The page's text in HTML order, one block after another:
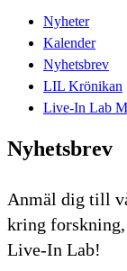
Nyheter
Kalender
Nyhetsbrev
LIL Krönikan
Live-In Lab
Nyhetsbrev
Anmäl dig till
kring
Live-In Lab!